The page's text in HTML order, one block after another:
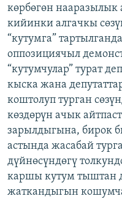
көрбөгөн
кийинки алгачкы
“кутумга”
оппозициячыл
“кутумчулар” турат
кыска жана
коштолуп турган
көздөрүн ачык
зарылдыгына, бирок
астында жасабай
дүйнөсүндөгү
каршы кутум тыштан
жаткандыгын